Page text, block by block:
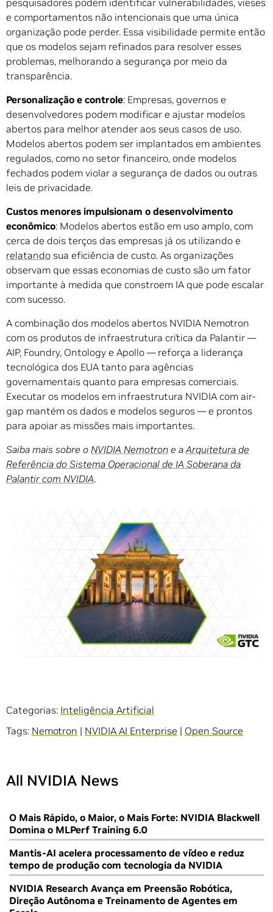
pesquisadores podem identificar vulnerabilidades, vieses
e comportamentos não intencionais que uma única
organização pode perder. Essa visibilidade permite então
que os modelos sejam refinados para resolver esses
problemas, melhorando a segurança por meio da
transparência.
Personalização e controle: Empresas, governos e
desenvolvedores podem modificar e ajustar modelos
abertos para melhor atender aos seus casos de uso.
Modelos abertos podem ser implantados em ambientes
regulados, como no setor financeiro, onde modelos
fechados podem violar a segurança de dados ou outras
leis de privacidade.
Custos menores impulsionam o desenvolvimento
econômico: Modelos abertos estão em uso amplo, com
cerca de dois terços das empresas já os utilizando e
relatando sua eficiência de custo. As organizações
observam que essas economias de custo são um fator
importante à medida que constroem IA que pode escalar
com sucesso.
A combinação dos modelos abertos NVIDIA Nemotron
com os produtos de infraestrutura crítica da Palantir —
AIP, Foundry, Ontology e Apollo — reforça a liderança
tecnológica dos EUA tanto para agências
governamentais quanto para empresas comerciais.
Executar os modelos em infraestrutura NVIDIA com air-
gap mantém os dados e modelos seguros — e prontos
para apoiar as missões mais importantes.
Saiba mais sobre o NVIDIA Nemotron e aArquitetura de
Referência do Sistema Operacional de IA Soberana da
Palantir com NVIDIA.
Categorias: Inteligência Artificial
Tags: Nemotron | NVIDIA AI Enterprise | Open Source
All NVIDIA News
O Mais Rápido, o Maior, o Mais Forte: NVIDIA Blackwell
Domina o MLPerf Training 6.0
Mantis-AI acelera processamento de vídeo e reduz
tempo de produção com tecnologia da NVIDIA
NVIDIA Research Avança em Preensão Robótica,
Direção Autônoma e Treinamento de Agentes em